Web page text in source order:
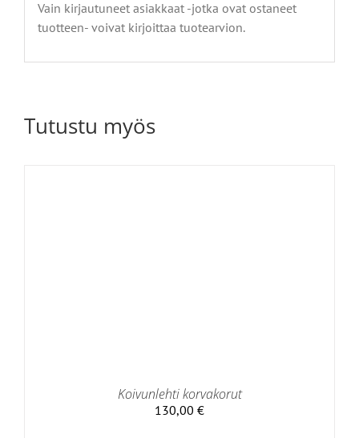
Vain kirjautuneet asiakkaat -jotka ovat ostaneet
tuotteen- voivat kirjoittaa tuotearvion.
Tutustu myös
Koivunlehti korvakorut
130,00 €